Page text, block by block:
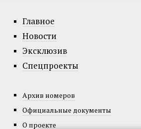
Главное
Новости
Эксклюзив
Спецпроекты
Архив номеров
Официальные документы
О проекте